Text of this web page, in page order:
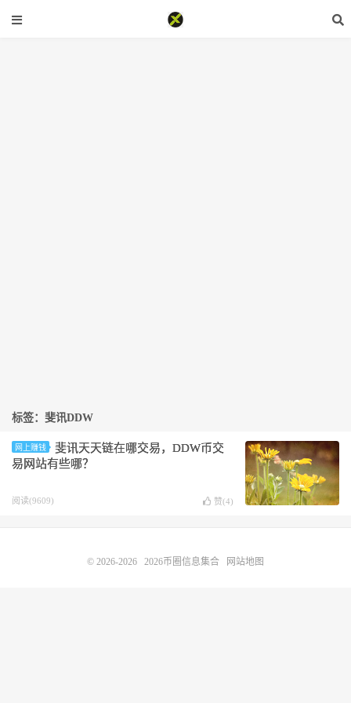
标签：斐讯DDW
网上赚钱
斐讯天天链在哪交易，DDW币交
易网站有些哪？
阅读(9609) 赞(4)
© 2026-2026 2026币圈信息集合 网站地图